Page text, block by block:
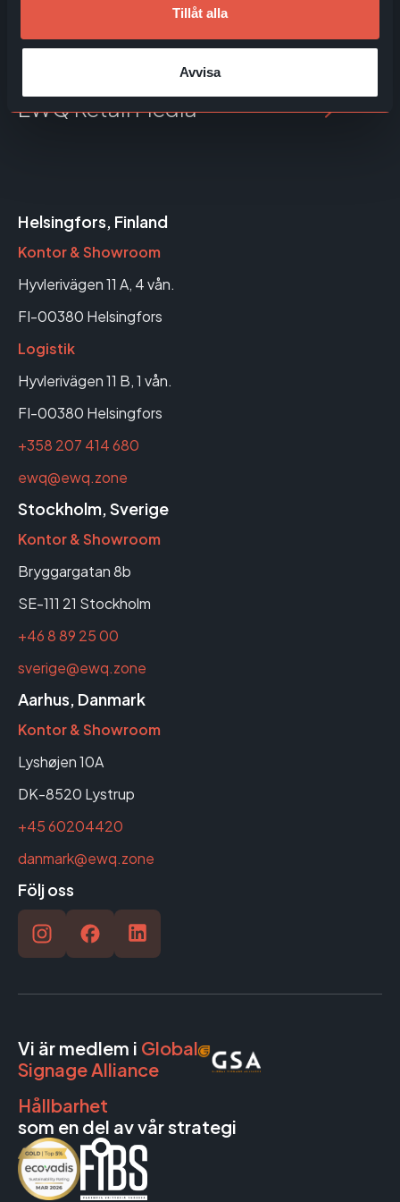
Tillåt alla
Avvisa
EWQ Priskommunikation
EWQ Retail Media
Helsingfors, Finland
Kontor & Showroom
Hyvlerivägen 11 A, 4 vån.
FI-00380 Helsingfors
Logistik
Hyvlerivägen 11 B, 1 vån.
FI-00380 Helsingfors
+358 207 414 680
ewq@ewq.zone
Stockholm, Sverige
Kontor & Showroom
Bryggargatan 8b
SE-111 21 Stockholm
+46 8 89 25 00
sverige@ewq.zone
Aarhus, Danmark
Kontor & Showroom
Lyshøjen 10A
DK-8520 Lystrup
+45 60204420
danmark@ewq.zone
Följ oss
Vi är medlem i Global
Signage Alliance
Hållbarhet
som en del av vår strategi